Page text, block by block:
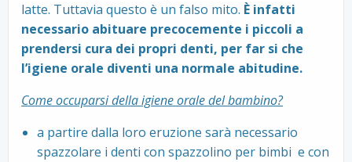
latte. Tuttavia questo è un falso mito. È infatti
necessario abituare precocemente i piccoli a
prendersi cura dei propri denti, per far si che
l’igiene orale diventi una normale abitudine.
Come occuparsi della igiene orale del bambino?
a partire dalla loro eruzione sarà necessario
spazzolare i denti con spazzolino per bimbi e con